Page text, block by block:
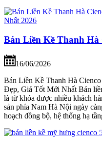
Bán Liền Kề Thanh Hà
16/06/2026
Bán Liền Kề Thanh Hà
Đẹp, Giá Tốt Mới Nhất Bán
là từ khóa được nhiều khách
sản phía Nam Hà Nội ngày
hoạch đồng bộ, hệ thống hạ